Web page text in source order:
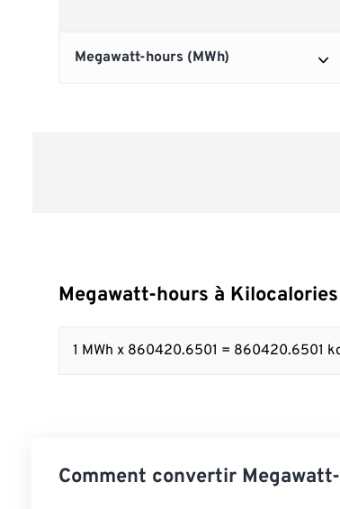
Megawatt-hours à
1 MWh x 860420.6501 = 860420.6501
Comment convertir